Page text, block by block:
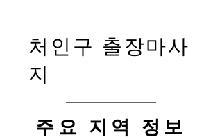
처인구 출장마사
지
​주요 지역 정보